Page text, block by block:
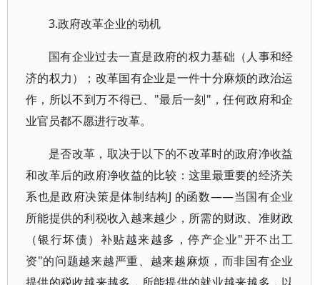
3.政府改革企业的动机
国有企业过去一直是政府的权力基础（人事和经
济的权力）；改革国有企业是一件十分麻烦的政治运
作，所以不到万不得已、"最后一刻"，任何政府和企
业官员都不愿进行改革。
是否改革，取决于以下的不改革时的政府净收益
和改革后的政府净收益的比较：这里最重要的经济关
系也是政府决策是体制结构J 的函数——当国有企业
所能提供的利税收入越来越少，所需的财政、准财政
（银行坏债）补贴越来越多，停产企业"开不出工
资"的问题越来越严重、越来越麻烦，而非国有企业